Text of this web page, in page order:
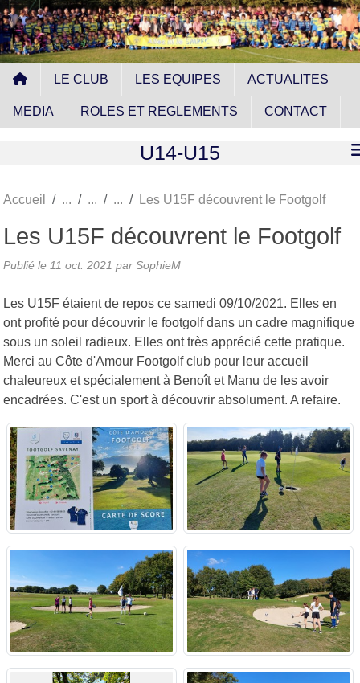
LE CLUB LES EQUIPES ACTUALITES
MEDIA ROLES ET REGLEMENTS CONTACT
U14-U15
Accueil Les U15F découvrent le Footgolf
Les U15F découvrent le Footgolf
Publié le 11 oct. 2021 par SophieM
Les U15F étaient de repos ce samedi 09/10/2021. Elles en
ont profité pour découvrir le footgolf dans un cadre magnifique
sous un soleil radieux. Elles ont très apprécié cette pratique.
Merci au Côte d'Amour Footgolf club pour leur accueil
chaleureux et spécialement à Benoît et Manu de les avoir
encadrées. C'est un sport à découvrir absolument. A refaire.
Panneau de gestion des cookies